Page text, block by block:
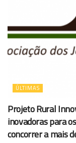
ÚLTIMAS
Projeto Rural
inovadoras para
concorrer a mais